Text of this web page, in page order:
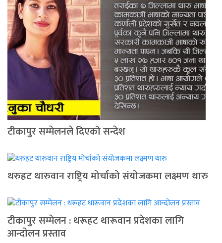
टीकापुर सम्मेलनले दिएको सन्देश
थरुहट थारुवान राष्ट्रिय मोर्चाको संयोजकमा लक्ष्मण थारु
टीकापुर सम्मेलन : थरूहट थारूवान प्रदेशका लागि
आन्दाेलन प्रस्ताव